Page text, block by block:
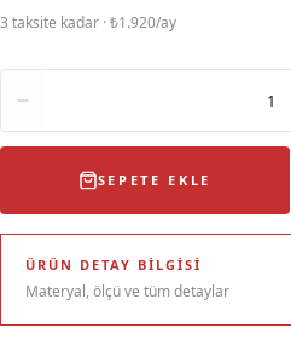
3 taksite kadar · ₺1.920/ay
1
SEPETE EKLE
ÜRÜN DETAY BILGISI
Materyal, ölçü ve tüm detaylar